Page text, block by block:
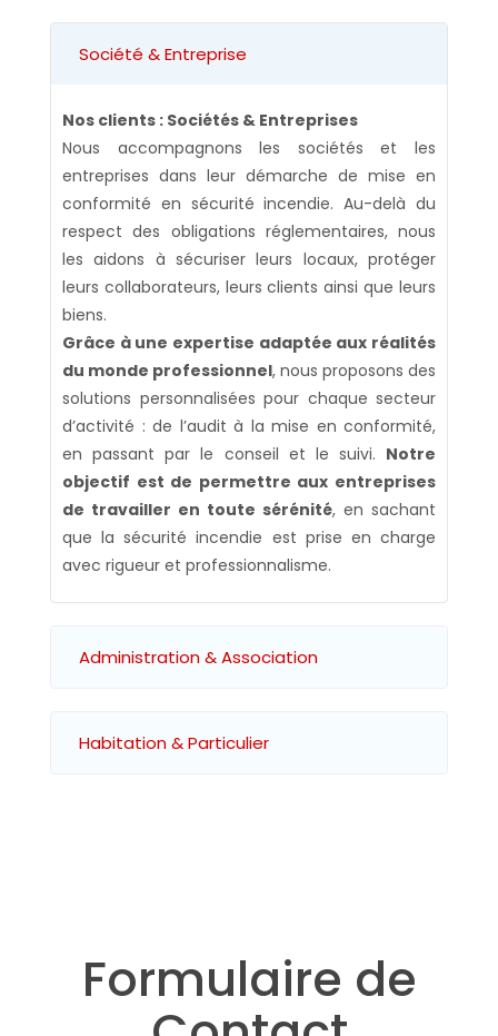
Société & Entreprise
Nos clients : Sociétés & Entreprises
Nous accompagnons les sociétés et les
entreprises dans leur démarche de mise en
conformité en sécurité incendie. Au-delà du
respect des obligations réglementaires, nous
les aidons à sécuriser leurs locaux, protéger
leurs collaborateurs, leurs clients ainsi que leurs
biens.
Grâce à une expertise adaptée aux réalités
du monde professionnel, nous proposons des
solutions personnalisées pour chaque secteur
d’activité : de l’audit à la mise en conformité,
en passant par le conseil et le suivi. Notre
objectif est de permettre aux entreprises
de travailler en toute sérénité, en sachant
que la sécurité incendie est prise en charge
avec rigueur et professionnalisme.
Administration & Association
Habitation & Particulier
Formulaire de